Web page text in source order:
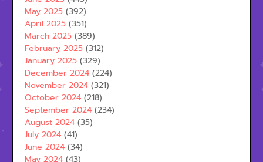
May 2025 (392)
April 2025 (351)
March 2025 (389)
February 2025 (312)
January 2025 (329)
December 2024 (224)
November 2024 (321)
October 2024 (218)
September 2024 (234)
August 2024 (35)
July 2024 (41)
June 2024 (34)
May 2024 (43)